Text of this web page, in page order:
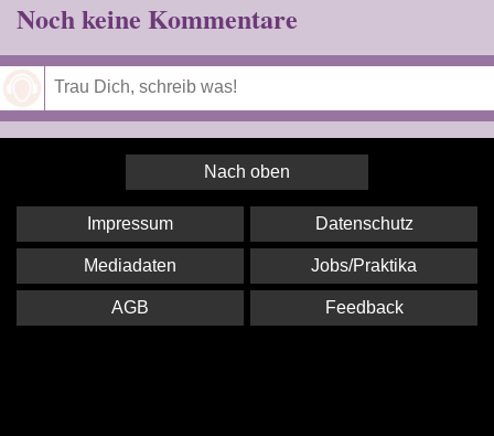
Noch keine Kommentare
Nach oben
Impressum Datenschutz
Mediadaten Jobs/Praktika
AGB Feedback